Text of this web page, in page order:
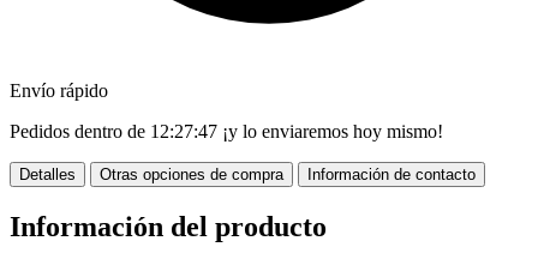
Envío rápido
Pedidos dentro de 12:27:46 ¡y lo enviaremos hoy mismo!
Detalles Otras opciones de compra Información de contacto
Información del producto